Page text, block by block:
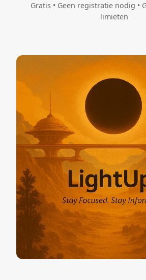
Gratis • Geen registratie nodig •
limieten